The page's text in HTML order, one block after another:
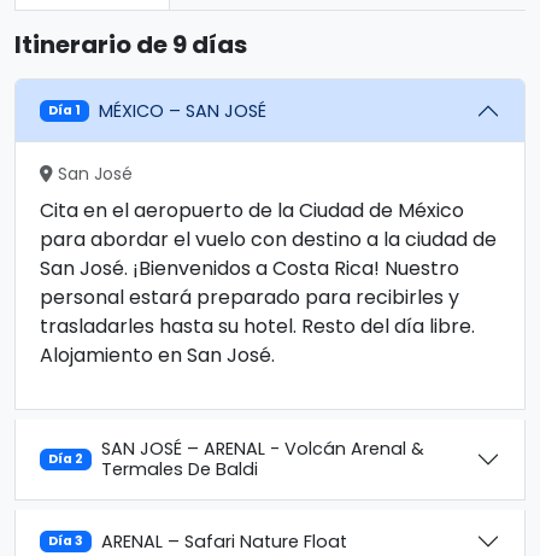
Itinerario de 9 días
Día 1 MÉXICO – SAN JOSÉ
San José
Cita en el aeropuerto de la Ciudad de México
para abordar el vuelo con destino a la ciudad de
San José. ¡Bienvenidos a Costa Rica! Nuestro
personal estará preparado para recibirles y
trasladarles hasta su hotel. Resto del día libre.
Alojamiento en San José.
Día 2
SAN JOSÉ – ARENAL - Volcán Arenal &
Termales De Baldi
Día 3 ARENAL – Safari Nature Float